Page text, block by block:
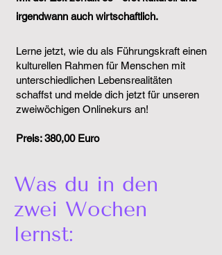
irgendwann auch wirtschaftlich.
Lerne jetzt, wie du als Führungskraft einen
kulturellen Rahmen für Menschen mit
unterschiedlichen Lebensrealitäten
schaffst und melde dich jetzt für unseren
zweiwöchigen Onlinekurs an!
Preis: 380,00 Euro
Was du in den
zwei Wochen
lernst: